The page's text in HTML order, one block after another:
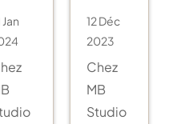
Jan
12 Déc
2023
Chez
MB
Studio